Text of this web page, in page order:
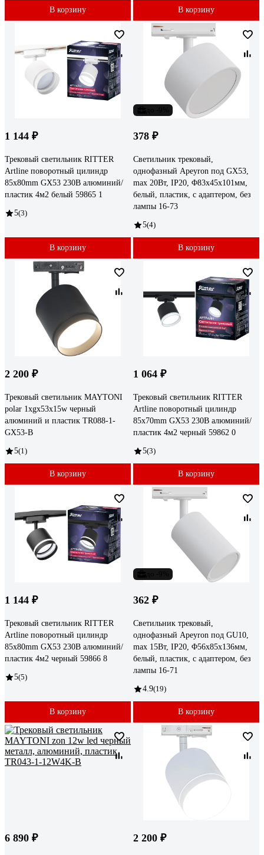
В корзину В корзину
1 144 ₽
Трековый светильник RITTER
Artline поворотный цилиндр
85x80mm GX53 230В алюминий/
пластик 4м2 белый 59865 1
5(3)
В корзину
378 ₽
Светильник трековый,
однофазный Apeyron под GX53,
max 20Вт, IP20, Φ83x45x101мм,
белый, пластик, с адаптером, без
лампы 16-73
5(4)
В корзину
2 200 ₽
Трековый светильник MAYTONI
polar 1xgx53x15w черный
алюминий и пластик TR088-1-
GX53-B
5(1)
В корзину
1 064 ₽
Трековый светильник RITTER
Artline поворотный цилиндр
85x70mm GX53 230В алюминий/
пластик 4м2 черный 59862 0
5(3)
В корзину
1 144 ₽
Трековый светильник RITTER
Artline поворотный цилиндр
85x80mm GX53 230В алюминий/
пластик 4м2 черный 59866 8
5(5)
В корзину
362 ₽
Светильник трековый,
однофазный Apeyron под GU10,
max 15Вт, IP20, Φ56x85x136мм,
белый, пластик, с адаптером, без
лампы 16-71
4.9(19)
В корзину
6 890 ₽ 2 200 ₽